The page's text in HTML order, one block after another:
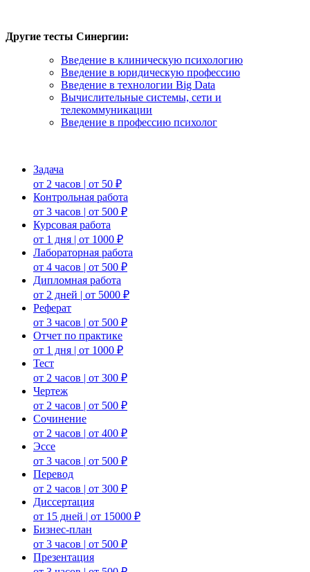
Другие тесты Синергии:
Введение в клиническую психологию
Введение в юридическую профессию
Введение в технологии Big Data
Вычислительные системы, сети и
телекоммуникации
Введение в профессию психолог
Задача
от 2 часов | от 50 ₽
Контрольная работа
от 3 часов | от 500 ₽
Курсовая работа
от 1 дня | от 1000 ₽
Лабораторная работа
от 4 часов | от 500 ₽
Дипломная работа
от 2 дней | от 5000 ₽
Реферат
от 3 часов | от 500 ₽
Отчет по практике
от 1 дня | от 1000 ₽
Тест
от 2 часов | от 300 ₽
Чертеж
от 2 часов | от 500 ₽
Сочинение
от 2 часов | от 400 ₽
Эссе
от 3 часов | от 500 ₽
Перевод
от 2 часов | от 300 ₽
Диссертация
от 15 дней | от 15000 ₽
Бизнес-план
от 3 часов | от 500 ₽
Презентация